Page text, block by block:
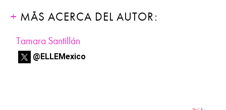
MÁS ACERCA DEL AUTOR:
Tamara Santillán
@ELLEMexico